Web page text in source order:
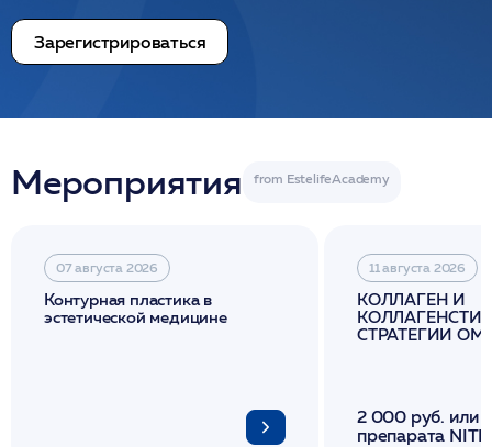
Зарегистрироваться
Мероприятия
07 августа 2026
Контурная пластика в
эстетической медицине
11 августа 2026
КОЛЛАГЕН И
СТРАТЕГИИ
2 000 руб. или
препарата